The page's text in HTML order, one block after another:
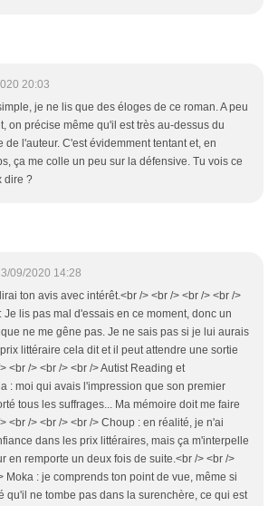
20:03
je ne lis que des éloges de ce roman. A peu
on précise même qu'il est très au-dessus du
de l'auteur. C'est évidemment tentant et, en
ça me colle un peu sur la défensive. Tu vois ce
dire ?
09/2020 14:28
ton avis avec intérêt.<br /> <br /> <br /> <br />
Je lis pas mal d'essais en ce moment, donc un
ne me gêne pas. Je ne sais pas si je lui aurais
littéraire cela dit et il peut attendre une sortie
<br /> <br /> <br /> Autist Reading et
: moi qui avais l'impression que son premier
tous les suffrages... Ma mémoire doit me faire
<br /> <br /> <br /> Choup : en réalité, je n'ai
dans les prix littéraires, mais ça m'interpelle
en remporte un deux fois de suite.<br /> <br />
Moka : je comprends ton point de vue, même si
qu'il ne tombe pas dans la surenchère, ce qui est